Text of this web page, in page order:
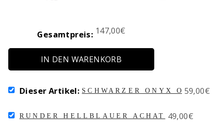
Gesamtpreis: Price
147,00€
IN DEN WARENKORB
SELECT
OHRHAKEN
Dieser Artikel: SCHWARZER ONYX Price
59,00€
SELECT
RUNDER HELLBLAUER ACHAT Price
49,00€